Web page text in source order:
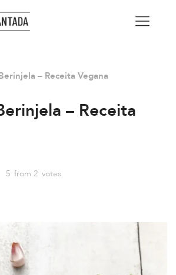
– Receita Vegana
– Receita
5 from 2 votes